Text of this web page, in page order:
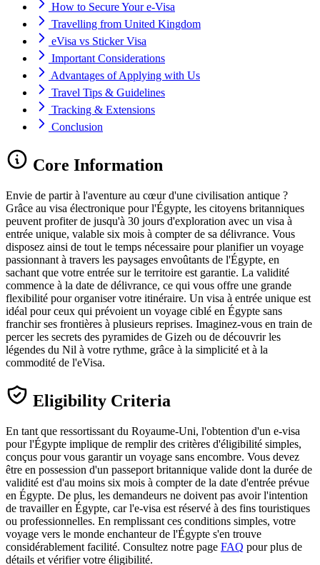
How to Secure Your e-Visa
Travelling from United Kingdom
eVisa vs Sticker Visa
Important Considerations
Advantages of Applying with Us
Travel Tips & Guidelines
Tracking & Extensions
Conclusion
Core Information
Envie de partir à l'aventure au cœur d'une civilisation antique ?
Grâce au visa électronique pour l'Égypte, les citoyens britanniques
peuvent profiter de jusqu'à 30 jours d'exploration avec un visa à
entrée unique, valable six mois à compter de sa délivrance. Vous
disposez ainsi de tout le temps nécessaire pour planifier un voyage
passionnant à travers les paysages envoûtants de l'Égypte, en
sachant que votre entrée sur le territoire est garantie. La validité
commence à la date de délivrance, ce qui vous offre une grande
flexibilité pour organiser votre itinéraire. Un visa à entrée unique est
idéal pour ceux qui prévoient un voyage ciblé en Égypte sans
franchir ses frontières à plusieurs reprises. Imaginez-vous en train de
percer les secrets des pyramides de Gizeh ou de découvrir les
légendes du Nil à votre rythme, grâce à la simplicité et à la
commodité de l'eVisa.
Eligibility Criteria
En tant que ressortissant du Royaume-Uni, l'obtention d'un e-visa
pour l'Égypte implique de remplir des critères d'éligibilité simples,
conçus pour vous garantir un voyage sans encombre. Vous devez
être en possession d'un passeport britannique valide dont la durée de
validité est d'au moins six mois à compter de la date d'entrée prévue
en Égypte. De plus, les demandeurs ne doivent pas avoir l'intention
de travailler en Égypte, car l'e-visa est réservé à des fins touristiques
ou professionnelles. En remplissant ces conditions simples, votre
voyage vers le monde enchanteur de l'Égypte s'en trouve
considérablement facilité. Consultez notre page FAQ pour plus de
détails et vérifier votre éligibilité.